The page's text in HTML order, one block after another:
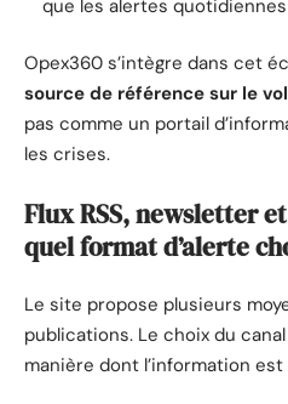
que les alertes
Opex360 s’intègre dans cet
source de référence sur le
pas comme un portail
les crises.
Flux RSS, newsletter
quel format d’alerte
Le site propose plusieurs
publications. Le choix du
manière dont l’information